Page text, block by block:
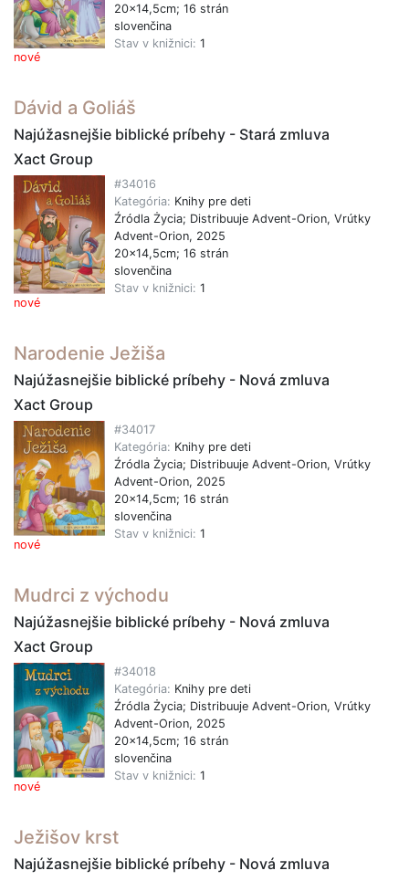
nové
20x14,5cm; 16 strán
slovenčina
Stav v knižnici: 1
Dávid a Goliáš
Najúžasnejšie biblické príbehy - Stará zmluva
Xact Group
nové
#34016
Kategória: Knihy pre deti
Źródla Życia; Distribuuje Advent-Orion, Vrútky
Advent-Orion, 2025
20x14,5cm; 16 strán
slovenčina
Stav v knižnici: 1
Narodenie Ježiša
Najúžasnejšie biblické príbehy - Nová zmluva
Xact Group
nové
#34017
Kategória: Knihy pre deti
Źródla Życia; Distribuuje Advent-Orion, Vrútky
Advent-Orion, 2025
20x14,5cm; 16 strán
slovenčina
Stav v knižnici: 1
Mudrci z východu
Najúžasnejšie biblické príbehy - Nová zmluva
Xact Group
nové
#34018
Kategória: Knihy pre deti
Źródla Życia; Distribuuje Advent-Orion, Vrútky
Advent-Orion, 2025
20x14,5cm; 16 strán
slovenčina
Stav v knižnici: 1
Ježišov krst
Najúžasnejšie biblické príbehy - Nová zmluva